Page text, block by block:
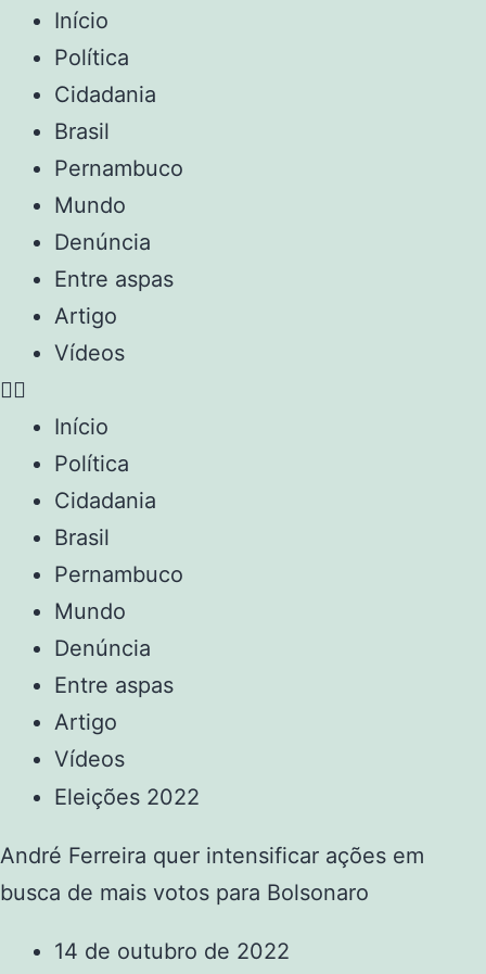
Início
Política
Cidadania
Brasil
Pernambuco
Mundo
Denúncia
Entre aspas
Artigo
Vídeos
Início
Política
Cidadania
Brasil
Pernambuco
Mundo
Denúncia
Entre aspas
Artigo
Vídeos
Eleições 2022
André Ferreira quer intensificar ações em
busca de mais votos para Bolsonaro
14 de outubro de 2022